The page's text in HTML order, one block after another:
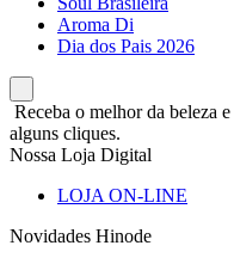
Aroma Di
Dia dos Pais 2026
Receba o melhor da beleza
alguns cliques.
Nossa Loja Digital
LOJA ON-LINE
Novidades Hinode